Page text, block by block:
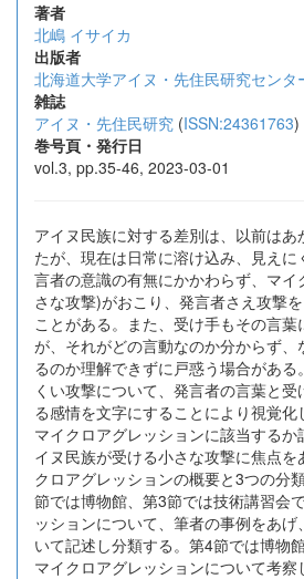
著者
北嶋 イサイカ
出版者
北海道大学アイヌ・先住民研究センタ
雑誌
アイヌ・先住民研究 (ISSN:24361763)
巻号頁・発行日
vol.3, pp.35-46, 2023-03-01
アイヌ民族に対する差別は、以前はあ
たが、現在は日常に溶け込み、見え
言者の意識の有無にかかわらず、マ
さな攻撃)がおこり、発言者さえ攻撃
ことがある。また、受け手もその言葉
が、それがどの言動なのか分からず、
るのか理解できずに戸惑う場合があ
くい攻撃について、発言者の言葉と
る感情を文字にすることにより視覚
マイクロアグレッションに該当する
イヌ民族が受ける小さな攻撃に焦点を
クロアグレッションの概要と3つの分
節では博物館、第3節では技術講習会
ッションについて、筆者の事例をあ
いて記述し分類する。第4節では博物
マイクロアグレッションについて考察